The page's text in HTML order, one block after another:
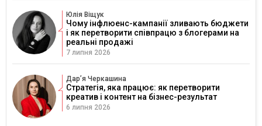
Юлія Віщук
Чому інфлюенс-кампанії зливають бюджети
і як перетворити співпрацю з блогерами на
реальні продажі
7 липня 2026
Дарʼя Черкашина
Стратегія, яка працює: як перетворити
креатив і контент на бізнес-результат
6 липня 2026